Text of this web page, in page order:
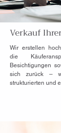
Verkauf
Wir erstellen
die
Besichtigungen
sich zurück –
strukturierten und